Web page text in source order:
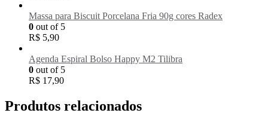
Massa para Biscuit Porcelana Fria 90g cores Radex
0 out of 5
R$ 5,90
Agenda Espiral Bolso Happy M2 Tilibra
0 out of 5
R$ 17,90
Produtos relacionados